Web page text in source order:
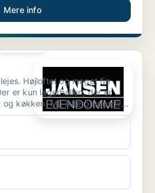
Mere info
Højloftet og meget fin
er kun lagerhallen, der er
ingen adgang til toilet og køkken. Må ikke bruges til...